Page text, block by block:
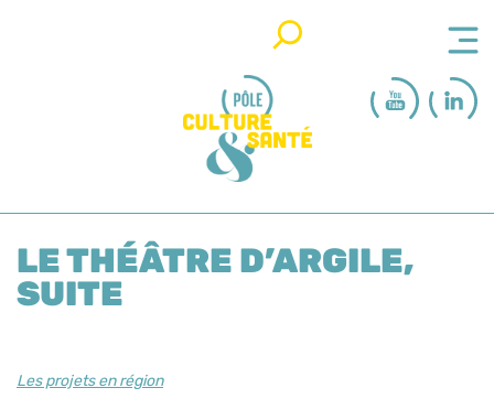
LE THÉÂTRE D’ARGILE,
SUITE
Les projets en région